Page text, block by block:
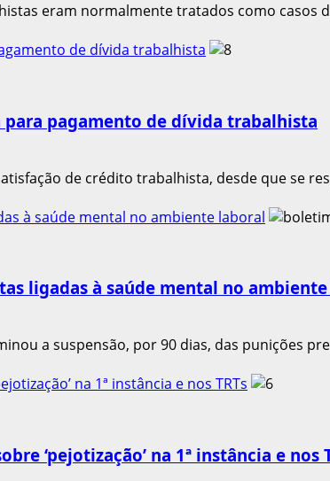
eram normalmente tratados como casos
de dívida trabalhista
pagamento de dívida trabalhista
de crédito trabalhista, desde que se
à saúde mental no ambiente laboral
ligadas à saúde mental no
a suspensão, por 90 dias, das punições
na 1ª instância e nos TRTs
‘pejotização’ na 1ª instância e nos